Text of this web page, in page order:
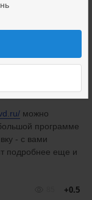
можно
программе
- с вами
подробнее еще и
+0.5